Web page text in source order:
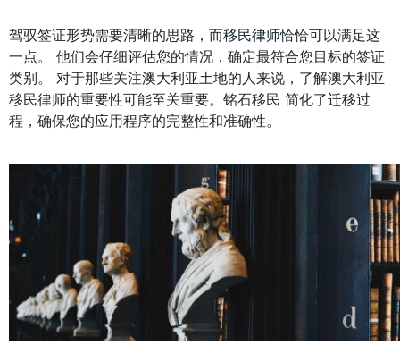
驾驭签证形势需要清晰的思路，而移民律师恰恰可以满足这
一点。 他们会仔细评估您的情况，确定最符合您目标的签证
类别。 对于那些关注澳大利亚土地的人来说，了解澳大利亚
移民律师的重要性可能至关重要。铭石移民 简化了迁移过
程，确保您的应用程序的完整性和准确性。